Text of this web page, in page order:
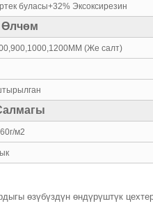
буласы+32% Эксоксирезин
Өлчөм
(Же салт)
м2
өзүбүздүн өндүрүштүк